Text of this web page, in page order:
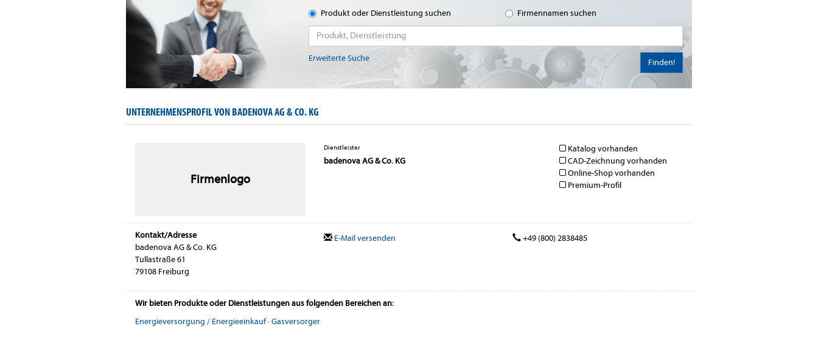
Produkt oder Dienstleistung suchen Firmennamen suchen
Erweiterte Suche Finden!
UNTERNEHMENSPROFIL VON BADENOVA AG & CO. KG
Firmenlogo
Dienstleister
badenova AG & Co. KG
Katalog vorhanden
CAD-Zeichnung vorhanden
Online-Shop vorhanden
Premium-Profil
Kontakt/Adresse
badenova AG & Co. KG
Tullastraße 61
79108 Freiburg
E-Mail versenden +49 (800) 2838485
Wir bieten Produkte oder Dienstleistungen aus folgenden Bereichen an:
Energieversorgung / Energieeinkauf·Gasversorger